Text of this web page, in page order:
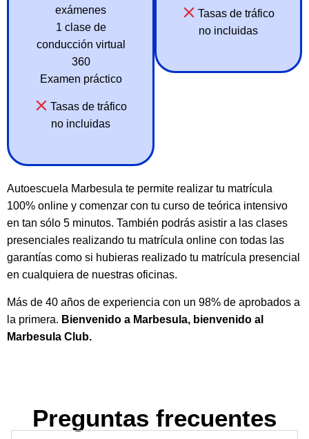
exámenes
1 clase de
conducción virtual
360
Examen práctico
Tasas de tráfico
no incluidas
Tasas de tráfico
no incluidas
Autoescuela Marbesula te permite realizar tu matrícula
100% online y comenzar con tu curso de teórica intensivo
en tan sólo 5 minutos. También podrás asistir a las clases
presenciales realizando tu matrícula online con todas las
garantías como si hubieras realizado tu matrícula presencial
en cualquiera de nuestras oficinas.
Más de 40 años de experiencia con un 98% de aprobados a
la primera. Bienvenido a Marbesula, bienvenido al
Marbesula Club.
Preguntas frecuentes